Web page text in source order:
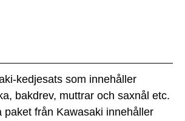
kedjesats som innehåller
bakdrev, muttrar och saxnål etc.
paket från Kawasaki innehåller